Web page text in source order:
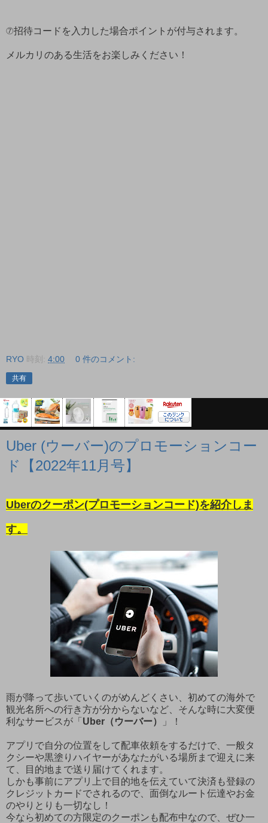
⑦招待コードを入力した場合ポイントが付与されます。
メルカリのある生活をお楽しみください！
RYO 時刻: 4:00 0 件のコメント:
共有
Uber (ウーバー)のプロモーションコー
ド【2022年11月号】
Uberのクーポン(プロモーションコード)を紹介しま
す。
雨が降って歩いていくのがめんどくさい、初めての海外で
観光名所への行き方が分からないなど、そんな時に大変便
利なサービスが「 Uber（ウーバー） 」！
アプリで自分の位置をして配車依頼をするだけで、一般タ
クシーや黒塗りハイヤーがあなたがいる場所まで迎えに来
て、目的地まで送り届けてくれます。
しかも事前にアプリ上で目的地を伝えていて決済も登録の
クレジットカードでされるので、面倒なルート伝達やお金
のやりとりも一切なし！
今なら初めての方限定のクーポンも配布中なので、ぜひ一